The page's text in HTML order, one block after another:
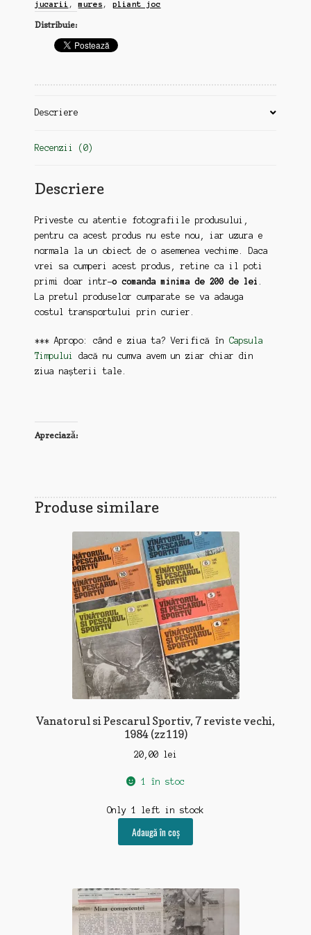
romanesc,
Cooperativa
Sarmas
jucarii ,mures , pliant joc
Distribuie:
Descriere
Recenzii (0)
Descriere
Priveste cu atentie fotografiile produsului,
pentru ca acest produs nu este nou, iar uzura e
normala la un obiect de o asemenea vechime. Daca
vrei sa cumperi acest produs, retine ca il poti
primi doar intr-o comanda minima de 200 de lei
La pretul produselor cumparate se va adauga
costul transportului prin curier.
*** Apropo: când e ziua ta? Verifică în Capsula
Timpului
dacă nu cumva avem un ziar chiar din
ziua nașterii tale.
Apreciază:
Produse similare
Vanatorul si Pescarul Sportiv, 7 reviste vechi,
1984 (zz119)
20,00 lei
1 în stoc
Only 1 left in stock
Adaugă în coș